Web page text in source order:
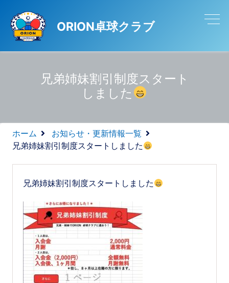
ORION卓球クラブ
兄弟姉妹割引制度スタート
しました
ホーム
お知らせ・更新情報一覧
兄弟姉妹割引制度スタートしました
兄弟姉妹割引制度スタートしました